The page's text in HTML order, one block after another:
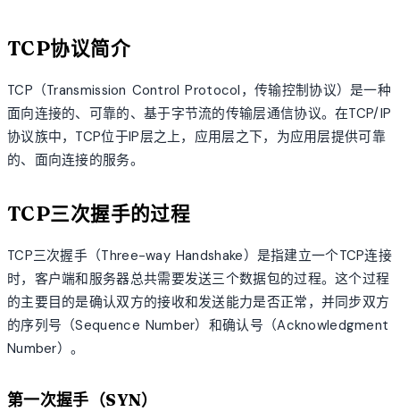
TCP协议简介
TCP（Transmission Control Protocol，传输控制协议）是一种
面向连接的、可靠的、基于字节流的传输层通信协议。在TCP/IP
协议族中，TCP位于IP层之上，应用层之下，为应用层提供可靠
的、面向连接的服务。
TCP三次握手的过程
TCP三次握手（Three-way Handshake）是指建立一个TCP连接
时，客户端和服务器总共需要发送三个数据包的过程。这个过程
的主要目的是确认双方的接收和发送能力是否正常，并同步双方
的序列号（Sequence Number）和确认号（Acknowledgment
Number）。
第一次握手（SYN）